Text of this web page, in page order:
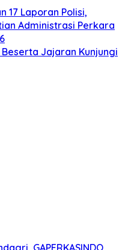
17 Laporan Polisi,
Administrasi Perkara
Jajaran Kunjungi